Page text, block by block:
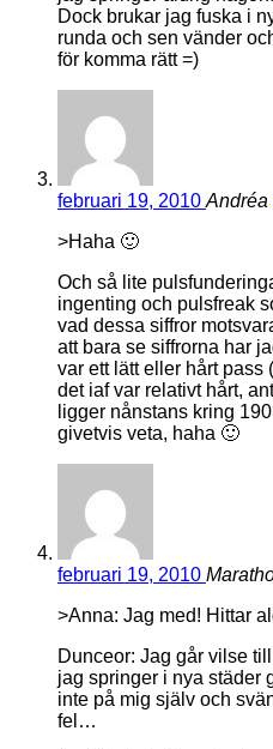
Dock brukar jag fuska i
runda och sen vänder
för komma rätt =)
februari 19, 2010 Andréa
>Haha 🙂
Och så lite
ingenting och pulsfreak
vad dessa siffror
att bara se siffrorna har
var ett lätt eller hårt pass
det iaf var relativt hårt,
ligger nånstans kring
givetvis veta, haha 🙂
februari 19, 2010
>Anna: Jag med! Hittar
Dunceor: Jag går vilse
jag springer i nya städer
inte på mig själv och
fel…